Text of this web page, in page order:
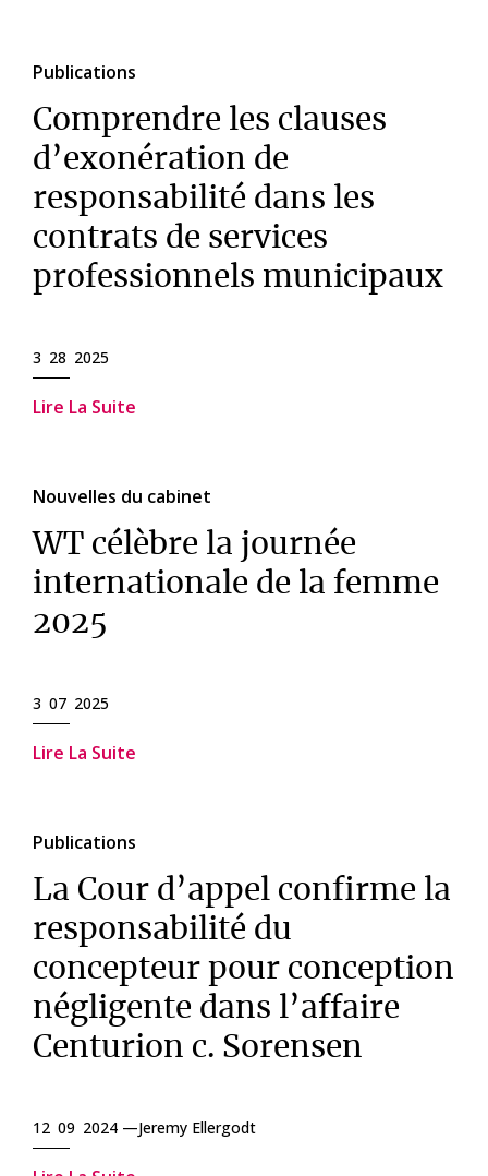
Publications
Comprendre les clauses
d’exonération de
responsabilité dans les
contrats de services
professionnels municipaux
3 28 2025
Lire La Suite
Nouvelles du cabinet
WT célèbre la journée
internationale de la femme
2025
3 07 2025
Lire La Suite
Publications
La Cour d’appel confirme la
responsabilité du
concepteur pour conception
négligente dans l’affaire
Centurion c. Sorensen
12 09 2024 —Jeremy Ellergodt